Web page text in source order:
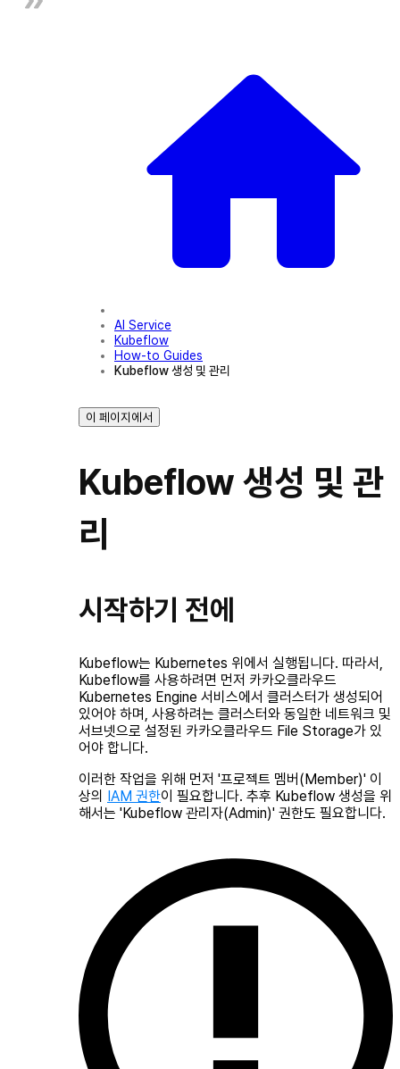
AI Service
Kubeflow
How-to Guides
Kubeflow 생성 및 관리
이 페이지에서
Kubeflow 생성 및 관
리
시작하기 전에
Kubeflow는 Kubernetes 위에서 실행됩니다. 따라서,
Kubeflow를 사용하려면 먼저 카카오클라우드
Kubernetes Engine 서비스에서 클러스터가 생성되어
있어야 하며, 사용하려는 클러스터와 동일한 네트워크 및
서브넷으로 설정된 카카오클라우드 File Storage가 있
어야 합니다.
이러한 작업을 위해 먼저 '프로젝트 멤버(Member)' 이
상의 IAM 권한이 필요합니다. 추후 Kubeflow 생성을 위
해서는 'Kubeflow 관리자(Admin)' 권한도 필요합니다.